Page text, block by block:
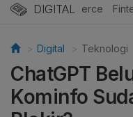
DIGITAL
E-Commerce
Digital Teknologi
ChatGPT
Kominfo